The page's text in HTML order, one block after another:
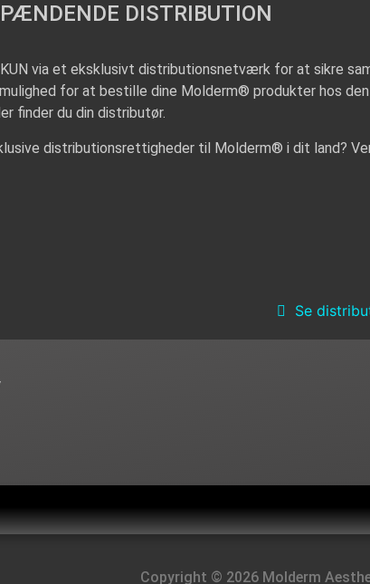
DISTRIBUTION
via et eksklusivt distributionsnetværk for at sikre
mulighed for at bestille dine Molderm® produkter hos
finder du din distributør.
distributionsrettigheder til Molderm® i dit land?
Se
Copyright © 2026 Molderm